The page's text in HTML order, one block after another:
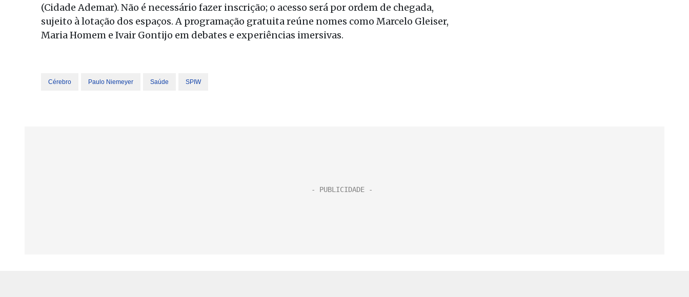
(Cidade Ademar). Não é necessário fazer inscrição; o acesso será por ordem de chegada,
sujeito à lotação dos espaços. A programação gratuita reúne nomes como Marcelo Gleiser,
Maria Homem e Ivair Gontijo em debates e experiências imersivas.
Cérebro Paulo Niemeyer Saúde SPIW